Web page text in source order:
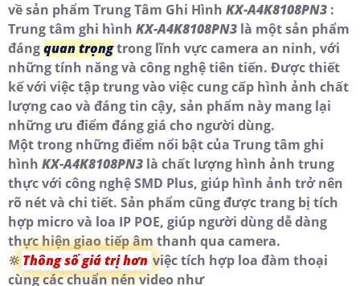
về sản phẩm Trung Tâm Ghi Hình KX-A4K8108PN3 :
Trung tâm ghi hình KX-A4K8108PN3 là một sản phẩm
đángquan trọngtrong lĩnh vực camera an ninh, với
những tính năng và công nghệ tiên tiến. Được thiết
kế với việc tập trung vào việc cung cấp hình ảnh chất
lượng cao và đáng tin cậy, sản phẩm này mang lại
những ưu điểm đáng giá cho người dùng.
Một trong những điểm nổi bật của Trung tâm ghi
hình KX-A4K8108PN3 là chất lượng hình ảnh trung
thực với công nghệ SMD Plus, giúp hình ảnh trở nên
rõ nét và chi tiết. Sản phẩm cũng được trang bị tích
hợp micro và loa IP POE, giúp người dùng dễ dàng
thực hiện giao tiếp âm thanh qua camera.
🔆 Thông số giá trị hơn việc tích hợp loa đàm thoại
cùng các chuẩn nén video như